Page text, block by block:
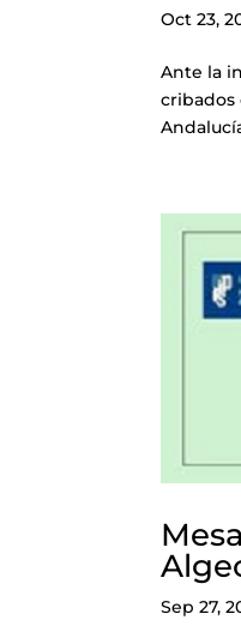
Oct 23,
Ante la
cribados
Sep 27,